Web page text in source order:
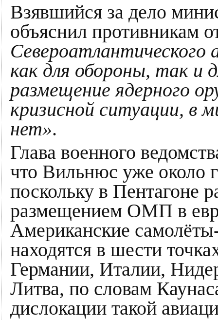
Взявшийся за дело
объяснил противникам
Североатлантического
как для обороны, так и
размещение ядерного
кризисной ситуации, в
нет».
Глава военного
что Вильнюс уже около
поскольку в Пентагоне
размещением ОМП в
Американские
находятся в шести
Германии, Италии,
Литва, по словам
дислокации такой